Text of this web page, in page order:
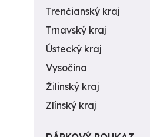
Trenčianský kraj
Trnavský kraj
Ústecký kraj
Vysočina
Žilinský kraj
Zlínský kraj